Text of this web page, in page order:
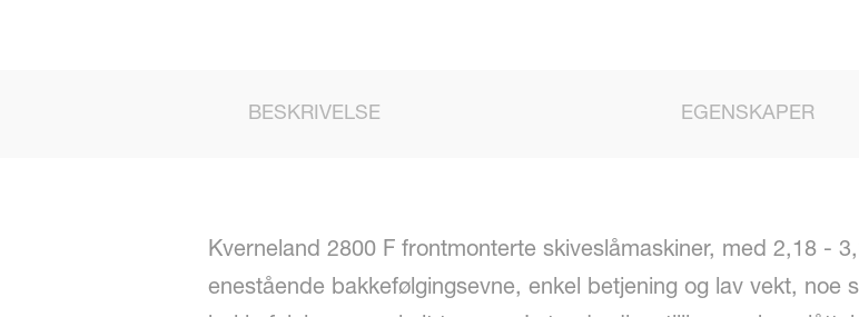
BESKRIVELSE EGENSKAPER
Kverneland 2800 F frontmonterte skiveslåmaskiner, med 2,18 -
enestående bakkefølgingsevne, enkel betjening og lav vekt, noe